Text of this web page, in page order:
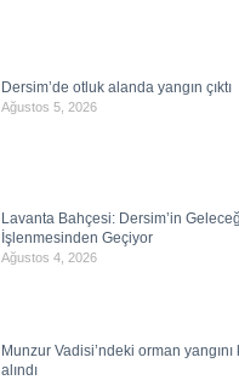
Dersim’de otluk alanda yangın çıktı
Ağustos 5, 2026
Lavanta Bahçesi: Dersim’in
İşlenmesinden Geçiyor
Ağustos 4, 2026
Munzur Vadisi’ndeki orman yangını
alındı